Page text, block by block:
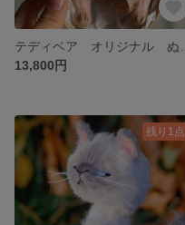
13,800円
残り1点